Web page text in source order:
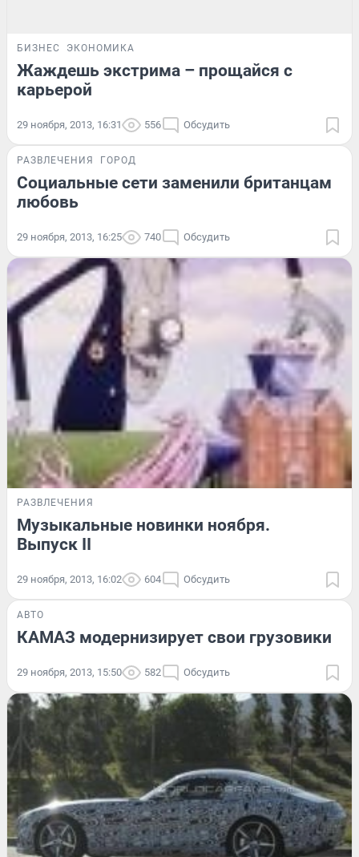
БИЗНЕС ЭКОНОМИКА
Жаждешь экстрима – прощайся с
карьерой
29 ноября, 2013, 16:31 556 Обсудить
РАЗВЛЕЧЕНИЯ ГОРОД
Социальные сети заменили британцам
любовь
29 ноября, 2013, 16:25 740 Обсудить
РАЗВЛЕЧЕНИЯ
Музыкальные новинки ноября.
Выпуск II
29 ноября, 2013, 16:02 604 Обсудить
АВТО
КАМАЗ модернизирует свои грузовики
29 ноября, 2013, 15:50 582 Обсудить